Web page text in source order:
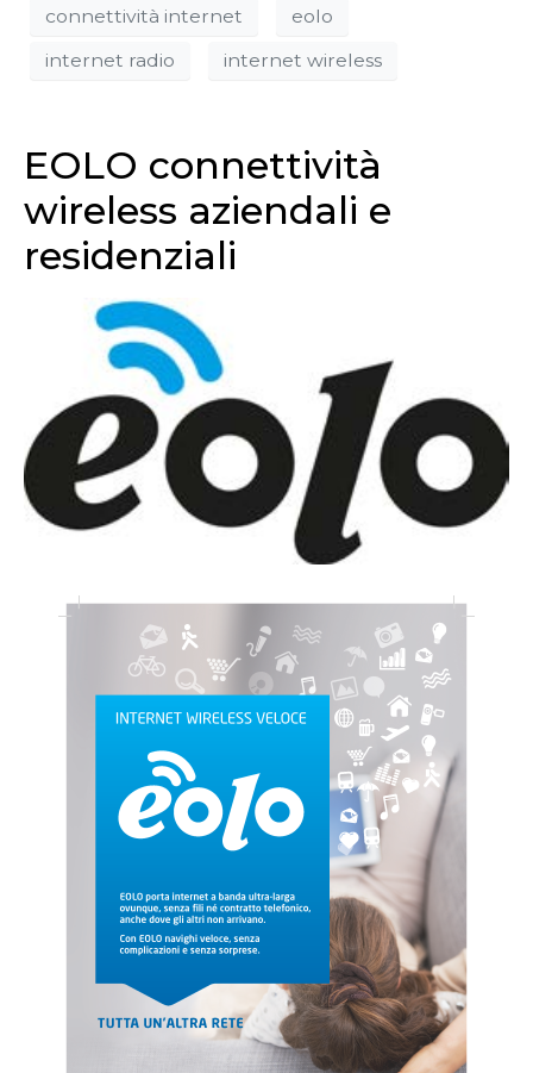
connettività internet
eolo
internet radio
internet wireless
EOLO connettività
wireless aziendali e
residenziali